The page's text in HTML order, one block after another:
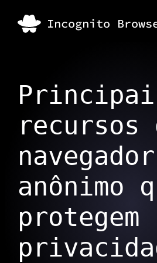
recursos
navegador
anônimo
protegem